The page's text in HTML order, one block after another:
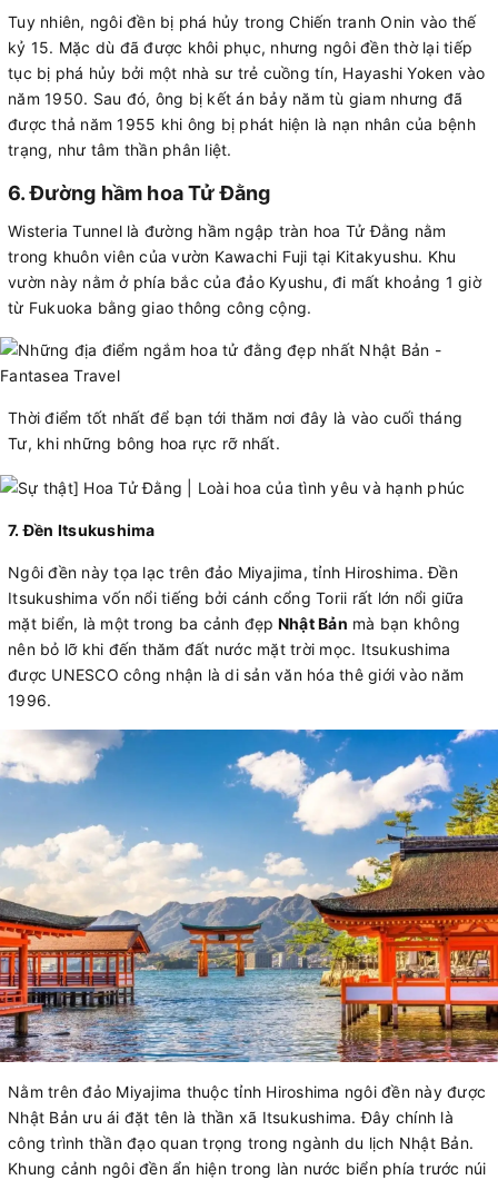
Tuy nhiên, ngôi đền bị phá hủy trong Chiến tranh Onin vào thế
kỷ 15. Mặc dù đã được khôi phục, nhưng ngôi đền thờ lại tiếp
tục bị phá hủy bởi một nhà sư trẻ cuồng tín, Hayashi Yoken vào
năm 1950. Sau đó, ông bị kết án bảy năm tù giam nhưng đã
được thả năm 1955 khi ông bị phát hiện là nạn nhân của bệnh
trạng, như tâm thần phân liệt.
6. Đường hầm hoa Tử Đằng
Wisteria Tunnel là đường hầm ngập tràn hoa Tử Đằng nằm
trong khuôn viên của vườn Kawachi Fuji tại Kitakyushu. Khu
vườn này nằm ở phía bắc của đảo Kyushu, đi mất khoảng 1 giờ
từ Fukuoka bằng giao thông công cộng.
Thời điểm tốt nhất để bạn tới thăm nơi đây là vào cuối tháng
Tư, khi những bông hoa rực rỡ nhất.
7. Đền Itsukushima
Ngôi đền này tọa lạc trên đảo Miyajima, tỉnh Hiroshima. Đền
Itsukushima vốn nổi tiếng bởi cánh cổng Torii rất lớn nổi giữa
mặt biển, là một trong ba cảnh đẹp Nhật Bản mà bạn không
nên bỏ lỡ khi đến thăm đất nước mặt trời mọc. Itsukushima
được UNESCO công nhận là di sản văn hóa thê giới vào năm
1996.
Nằm trên đảo Miyajima thuộc tỉnh Hiroshima ngôi đền này được
Nhật Bản ưu ái đặt tên là thần xã Itsukushima. Đây chính là
công trình thần đạo quan trọng trong ngành du lịch Nhật Bản.
Khung cảnh ngôi đền ẩn hiện trong làn nước biển phía trước núi